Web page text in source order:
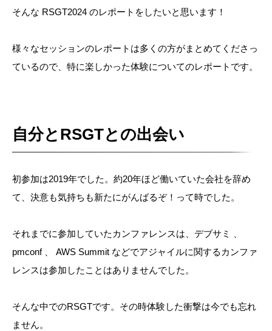
そんな RSGT2024 のレポートをしたいと思います！
様々なセッションのレポートは多くの方がまとめてくださっ
ているので、特に楽しかった体験についてのレポートです。
自分とRSGTとの出会い
初参加は2019年でした。約20年ほど働いていた会社を辞め
て、決意も気持ちも新たにがんばるぞ！って時でした。
それまでに参加していたカンファレンスは、デブサミ 、
pmconf 、 AWS Summit などでアジャイルに関するカンファ
レンスは参加したことはありませんでした。
そんな中でのRSGTです。その時体験した衝撃は今でも忘れ
ません。